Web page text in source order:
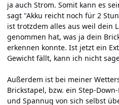
ja auch Strom. Somit kann es
sagt "Akku reicht noch für 2
ist trotzdem alles aus weil dein
genommen hat, was ja dein
erkennen konnte. Ist jetzt ein
Gewicht fällt, kann ich nicht
Außerdem ist bei meiner
Brickstapel, bzw. ein Step-
und Spannug von sich selbst